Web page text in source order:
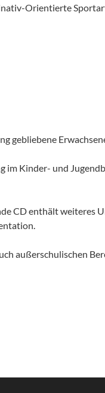
Orientierte
gebliebene
Kinder- und
CD enthält weiteres
außerschulischen